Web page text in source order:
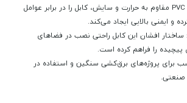
روکش PVC مقاوم به حرارت و سایش، کابل را در برابر عوامل
و ایمنی بالایی ایجاد می‌کند.
ساختار افشان این کابل راحتی نصب در فضاهای
را فراهم کرده است.
برای پروژه‌های برق‌کشی سنگین و استفاده در
صنعتی.